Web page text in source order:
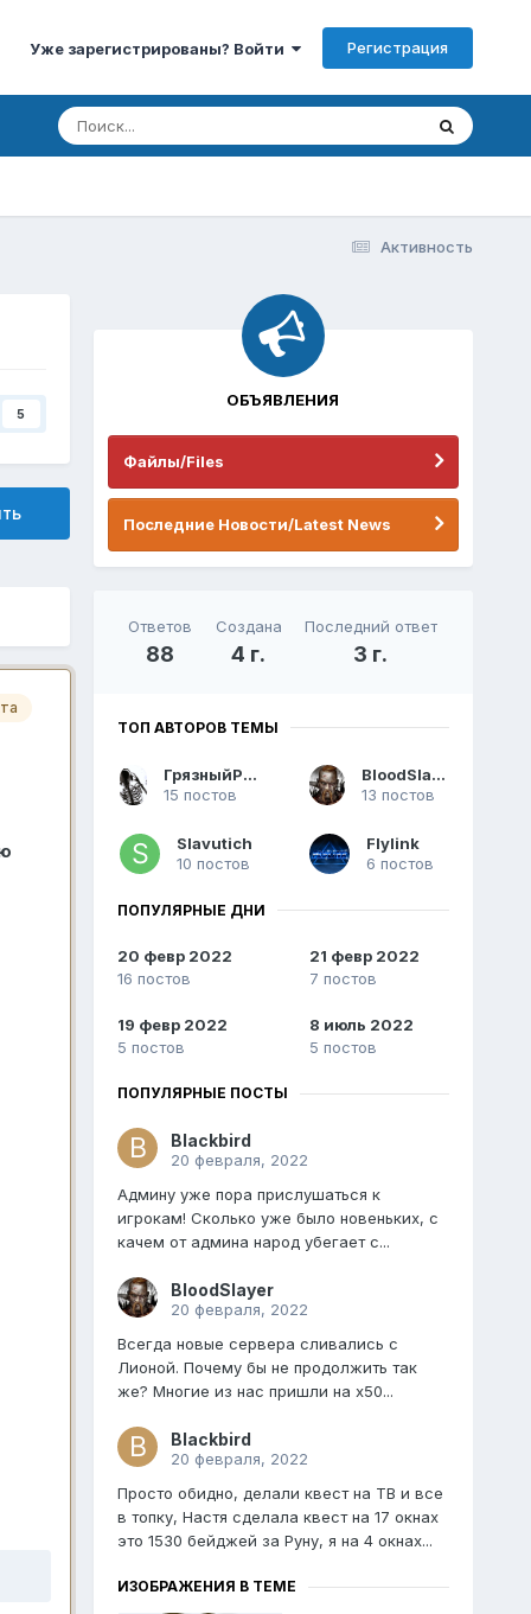
Уже зарегистрированы? Войти Регистрация
Активность
5
ОБЪЯВЛЕНИЯ
Файлы/Files
Последние Новости/Latest News
Ответов
88
Создана
4 г.
Последний ответ
3 г.
ТОП АВТОРОВ ТЕМЫ
ГрязныйРамирес
15 постов
BloodSlayer
13 постов
Slavutich
10 постов
Flylink
6 постов
ПОПУЛЯРНЫЕ ДНИ
20 февр 2022
16 постов
21 февр 2022
7 постов
19 февр 2022
5 постов
8 июль 2022
5 постов
ПОПУЛЯРНЫЕ ПОСТЫ
Blackbird
20 февраля, 2022
Админу уже пора прислушаться к
игрокам! Сколько уже было новеньких, с
качем от админа народ убегает с...
BloodSlayer
20 февраля, 2022
Всегда новые сервера сливались с
Лионой. Почему бы не продолжить так
же? Многие из нас пришли на х50...
Blackbird
20 февраля, 2022
Просто обидно, делали квест на ТВ и все
в топку, Настя сделала квест на 17 окнах
это 1530 бейджей за Руну, я на 4 окнах...
ИЗОБРАЖЕНИЯ В ТЕМЕ